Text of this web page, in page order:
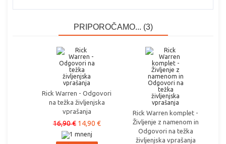
PRIPOROČAMO... (3)
Rick Warren - Odgovori
na težka življenjska
vprašanja
16,90 € 14,90 €
Rick Warren komplet -
Življenje z namenom in
Odgovori na težka
življenjska vprašanja